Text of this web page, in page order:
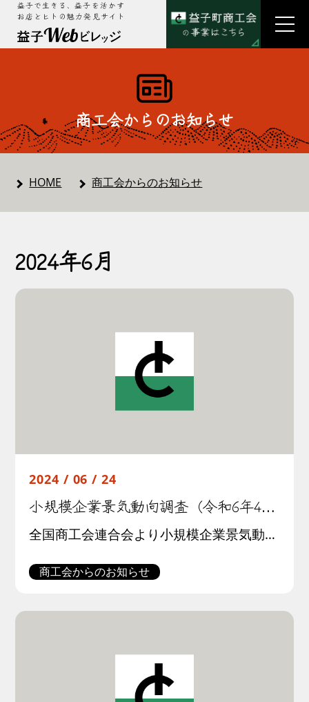
益子で生きる、益子を活かす
お店とヒトの魅力発見サイト
商工会からのお知らせ
HOME 商工会からのお知らせ
2024年6月
2024 / 06 / 24
小規模企業景気動向調査（令和6年4月期）結果について
全国商工会連合会より小規模企業景気動向調査(令和6年4月期調査)結果が公表されました。この調査は全国約３００商工会の経営指導員による調査票への選択記入式で行われたものです。調査結果の概要は以下の通りです。
商工会からのお知らせ